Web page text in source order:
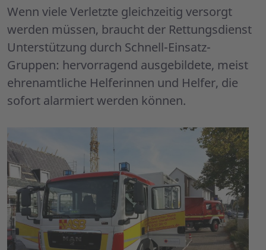
Wenn viele Verletzte gleichzeitig versorgt
werden müssen, braucht der Rettungsdienst
Unterstützung durch Schnell-Einsatz-
Gruppen: hervorragend ausgebildete, meist
ehrenamtliche Helferinnen und Helfer, die
sofort alarmiert werden können.